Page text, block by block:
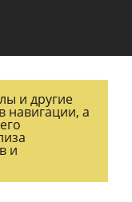
и другие
навигации, а
и